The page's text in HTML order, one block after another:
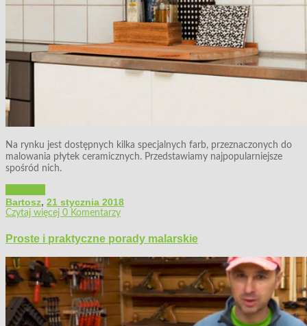
Na rynku jest dostępnych kilka specjalnych farb, przeznaczonych do
malowania płytek ceramicznych. Przedstawiamy najpopularniejsze
spośród nich.
Bartosz, 21 stycznia 2018
Czytaj więcej 0 Komentarzy
Proste i praktyczne porady malarskie